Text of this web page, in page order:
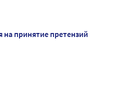
принятие претензий